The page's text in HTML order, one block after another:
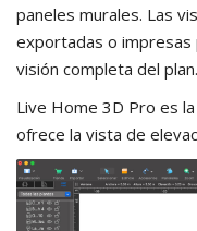
paneles murales. Las
exportadas o
visión completa del plan.
Live Home 3D Pro es
ofrece la vista de